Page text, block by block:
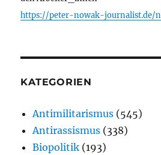
https://peter-nowak-journalist.de/
KATEGORIEN
Antimilitarismus (545)
Antirassismus (338)
Biopolitik (193)